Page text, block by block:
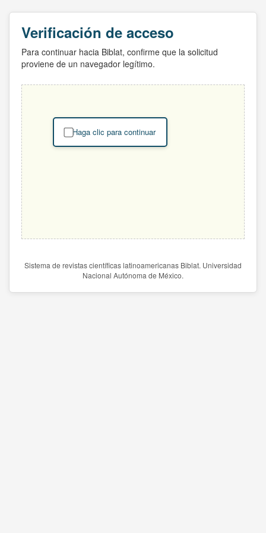
Verificación de acceso
Para continuar hacia Biblat, confirme que la solicitud
proviene de un navegador legítimo.
Haga clic para continuar
Sistema de revistas científicas latinoamericanas Biblat. Universidad
Nacional Autónoma de México.